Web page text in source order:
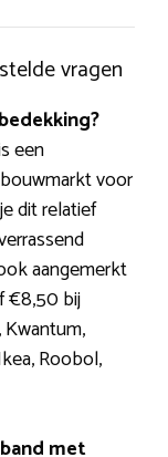
vragen
een
voor
dit relatief
aangemerkt
€8,50 bij
Roobol,
met